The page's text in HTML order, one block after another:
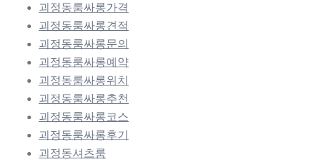
괴정동룸싸롱가격
괴정동룸싸롱견적
괴정동룸싸롱문의
괴정동룸싸롱예약
괴정동룸싸롱위치
괴정동룸싸롱추천
괴정동룸싸롱코스
괴정동룸싸롱후기
괴정동셔츠룸